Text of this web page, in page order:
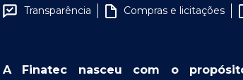
Transparência Compras e licitações
A Finatec nasceu com o